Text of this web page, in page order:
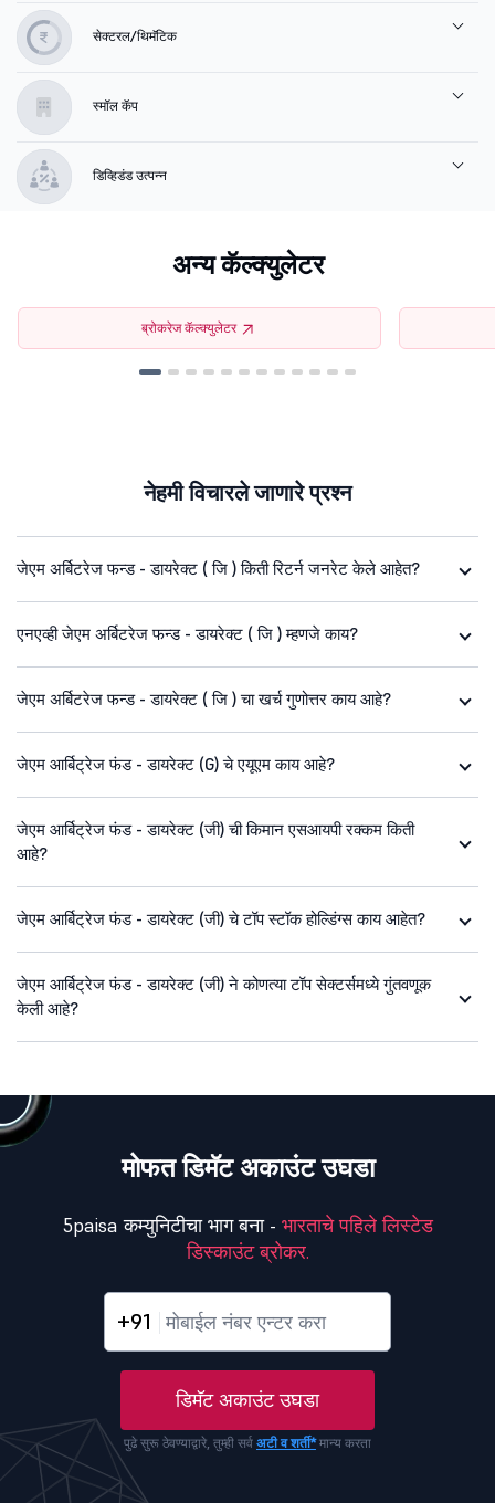
सेक्टरल/थिमॅटिक
स्मॉल कॅप
डिव्हिडंड उत्पन्न
अन्य कॅल्क्युलेटर
ब्रोकरेज कॅल्क्युलेटर
नेहमी विचारले जाणारे प्रश्न
जेएम अर्बिटरेज फन्ड - डायरेक्ट ( जि ) किती रिटर्न जनरेट केले आहेत?
एनएव्ही जेएम अर्बिटरेज फन्ड - डायरेक्ट ( जि ) म्हणजे काय?
जेएम अर्बिटरेज फन्ड - डायरेक्ट ( जि ) चा खर्च गुणोत्तर काय आहे?
जेएम आर्बिट्रेज फंड - डायरेक्ट (G) चे एयूएम काय आहे?
जेएम आर्बिट्रेज फंड - डायरेक्ट (जी) ची किमान एसआयपी रक्कम किती
आहे?
जेएम आर्बिट्रेज फंड - डायरेक्ट (जी) चे टॉप स्टॉक होल्डिंग्स काय आहेत?
जेएम आर्बिट्रेज फंड - डायरेक्ट (जी) ने कोणत्या टॉप सेक्टर्समध्ये गुंतवणूक
केली आहे?
मोफत डिमॅट अकाउंट उघडा
5paisa कम्युनिटीचा भाग बना - भारताचे पहिले लिस्टेड
डिस्काउंट ब्रोकर.
+91
डिमॅट अकाउंट उघडा
पुढे सुरू ठेवण्याद्वारे, तुम्ही सर्व अटी व शर्ती*मान्य करता